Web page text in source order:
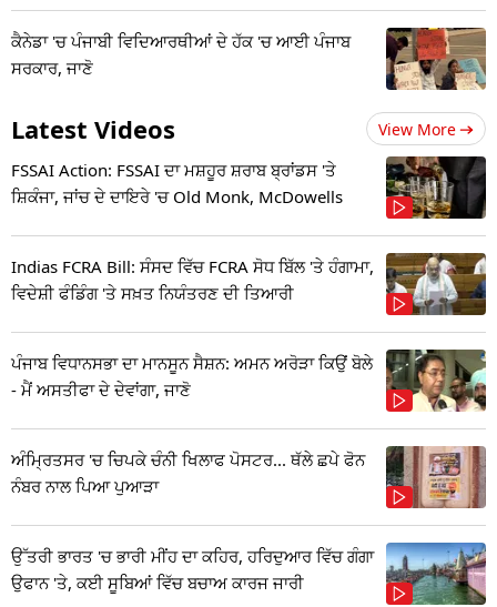
ਕੈਨੇਡਾ 'ਚ ਪੰਜਾਬੀ ਵਿਦਿਆਰਥੀਆਂ ਦੇ ਹੱਕ 'ਚ ਆਈ ਪੰਜਾਬ
ਸਰਕਾਰ, ਜਾਣੋ
Latest Videos View More
FSSAI Action: FSSAI ਦਾ ਮਸ਼ਹੂਰ ਸ਼ਰਾਬ ਬ੍ਰਾਂਡਸ 'ਤੇ
ਸ਼ਿਕੰਜਾ, ਜਾਂਚ ਦੇ ਦਾਇਰੇ 'ਚ Old Monk, McDowells
Indias FCRA Bill: ਸੰਸਦ ਵਿੱਚ FCRA ਸੋਧ ਬਿੱਲ 'ਤੇ ਹੰਗਾਮਾ,
ਵਿਦੇਸ਼ੀ ਫੰਡਿੰਗ 'ਤੇ ਸਖ਼ਤ ਨਿਯੰਤਰਣ ਦੀ ਤਿਆਰੀ
ਪੰਜਾਬ ਵਿਧਾਨਸਭਾ ਦਾ ਮਾਨਸੂਨ ਸੈਸ਼ਨ: ਅਮਨ ਅਰੋੜਾ ਕਿਉਂ ਬੋਲੇ
- ਮੈਂ ਅਸਤੀਫਾ ਦੇ ਦੇਵਾਂਗਾ, ਜਾਣੋ
ਅੰਮ੍ਰਿਤਸਰ 'ਚ ਚਿਪਕੇ ਚੰਨੀ ਖਿਲਾਫ ਪੋਸਟਰ... ਥੱਲੇ ਛਪੇ ਫੋਨ
ਨੰਬਰ ਨਾਲ ਪਿਆ ਪੁਆੜਾ
ਉੱਤਰੀ ਭਾਰਤ 'ਚ ਭਾਰੀ ਮੀਂਹ ਦਾ ਕਹਿਰ, ਹਰਿਦੁਆਰ ਵਿੱਚ ਗੰਗਾ
ਉਫਾਨ 'ਤੇ, ਕਈ ਸੂਬਿਆਂ ਵਿੱਚ ਬਚਾਅ ਕਾਰਜ ਜਾਰੀ